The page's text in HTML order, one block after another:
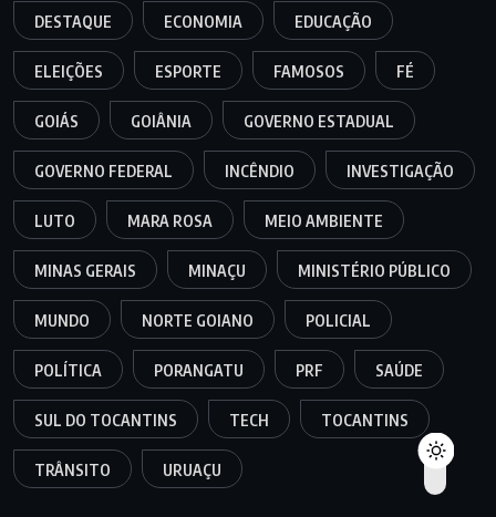
DESTAQUE ECONOMIA EDUCAÇÃO
ELEIÇÕES ESPORTE FAMOSOS FÉ
GOIÁS GOIÂNIA GOVERNO ESTADUAL
GOVERNO FEDERAL INCÊNDIO INVESTIGAÇÃO
LUTO MARA ROSA MEIO AMBIENTE
MINAS GERAIS MINAÇU MINISTÉRIO PÚBLICO
MUNDO NORTE GOIANO POLICIAL
POLÍTICA PORANGATU PRF SAÚDE
SUL DO TOCANTINS TECH TOCANTINS
TRÂNSITO URUAÇU